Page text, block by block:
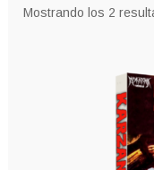
Mostrando los 2